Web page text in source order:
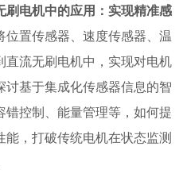
刷电机中的应用：实现精准感
位置传感器、速度传感器、温
流无刷电机中，实现对电机
基于集成化传感器信息的智
控制、能量管理等，如何提
，打破传统电机在状态监测